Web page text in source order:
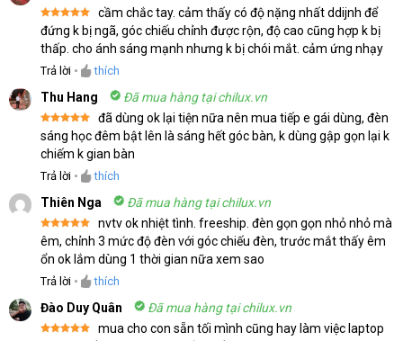
Được xếp
hạng5 5
sao
cầm chắc tay. cảm thấy có độ nặng nhất ddijnh để
đứng k bị ngã, góc chiếu chỉnh được rộn, độ cao cũng hợp k bị
thấp. cho ánh sáng mạnh nhưng k bị chói mắt. cảm ứng nhạy
Trả lời • thích
Thu Hang Đã mua hàng tại chilux.vn
Được xếp
hạng55
sao
đã dùng ok lại tiện nữa nên mua tiếp e gái dùng, đèn
sáng học đêm bật lên là sáng hết góc bàn, k dùng gập gọn lại k
chiếm k gian bàn
Trả lời • thích
Thiên Nga Đã mua hàng tại chilux.vn
Được xếp
hạng55
sao
nvtv ok nhiệt tình. freeship. đèn gọn gọn nhỏ nhỏ mà
êm, chỉnh 3 mức độ đèn với góc chiếu đèn, trước mắt thấy êm
ổn ok lắm dùng 1 thời gian nữa xem sao
Trả lời • thích
Đào Duy Quân Đã mua hàng tại chilux.vn
mua cho con sẵn tối mình cũng hay làm việc laptop